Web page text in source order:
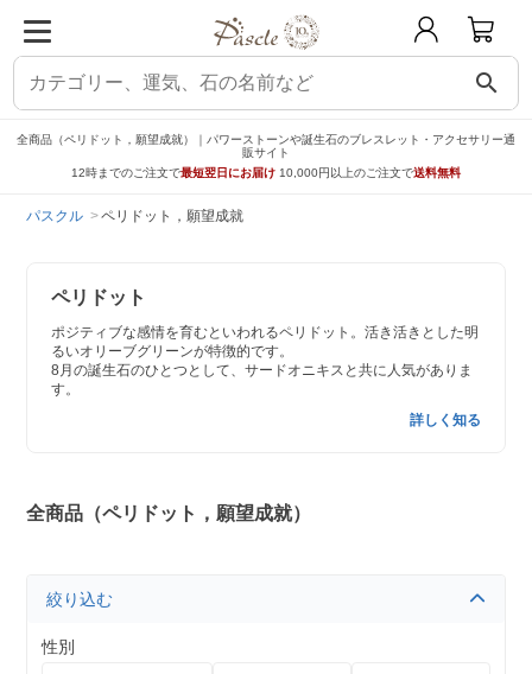
search
全商品（ペリドット，願望成就）｜パワーストーンや誕生石のブレスレット・アクセサリー通
販サイト
12時までのご注文で最短翌日にお届け 10,000円以上のご注文で送料無料
パスクル ペリドット，願望成就
ペリドット
ポジティブな感情を育むといわれるペリドット。活き活きとした明
るいオリーブグリーンが特徴的です。
8月の誕生石のひとつとして、サードオニキスと共に人気がありま
す。
詳しく知る
全商品（ペリドット，願望成就）
絞り込む
性別